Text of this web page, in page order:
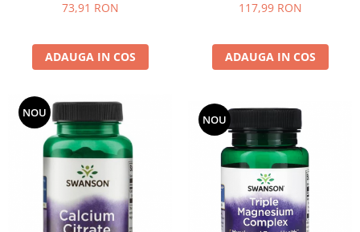
73,91 RON
ADAUGA IN COS
117,99 RON
ADAUGA IN COS
NOU
NOU